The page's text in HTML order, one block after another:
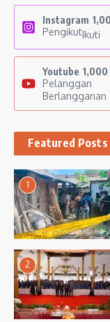
Instagram
PengikutIkuti
Youtube 1,000
Pelanggan
Berlangganan
Featured Posts
1
2